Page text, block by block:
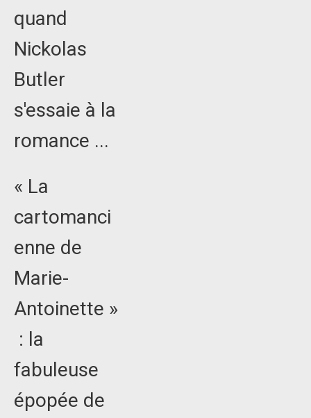
quand
Nickolas
Butler
s'essaie à la
romance ...
« La
cartomanci
enne de
Marie-
Antoinette »
: la
fabuleuse
épopée de